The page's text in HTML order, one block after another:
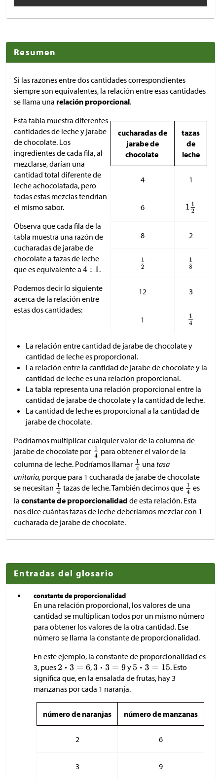
Resumen
Si las razones entre dos cantidades correspondientes
siempre son equivalentes, la relación entre esas cantidades
se llama una relación proporcional.
Esta tabla muestra diferentes
cantidades de leche y jarabe
de chocolate. Los
ingredientes de cada fila, al
mezclarse, darían una
cantidad total diferente de
leche achocolatada, pero
todas estas mezclas tendrían
el mismo sabor.
Observa que cada fila de la
tabla muestra una razón de
cucharadas de jarabe de
chocolate a tazas de leche
que es equivalente a
.
Podemos decir lo siguiente
acerca de la relación entre
estas dos cantidades:
cucharadas de
jarabe de
chocolate
tazas
de
leche
4 1
6
8 2
12 3
1
La relación entre cantidad de jarabe de chocolate y
cantidad de leche es proporcional.
La relación entre la cantidad de jarabe de chocolate y la
cantidad de leche es una relación proporcional.
La tabla representa una relación proporcional entre la
cantidad de jarabe de chocolate y la cantidad de leche.
La cantidad de leche es proporcional a la cantidad de
jarabe de chocolate.
Podríamos multiplicar cualquier valor de la columna de
jarabe de chocolate por
para obtener el valor de la
columna de leche. Podríamos llamar
una tasa
unitaria, porque para 1 cucharada de jarabe de chocolate
se necesitan
tazas de leche. También decimos que
es
la constante de proporcionalidad de esta relación. Esta
nos dice cuántas tazas de leche deberíamos mezclar con 1
cucharada de jarabe de chocolate.
Entradas del glosario
constante de proporcionalidad
En una relación proporcional, los valores de una
cantidad se multiplican todos por un mismo número
para obtener los valores de la otra cantidad. Ese
número se llama la constante de proporcionalidad.
En este ejemplo, la constante de proporcionalidad es
3, pues
, y
. Esto
significa que, en la ensalada de frutas, hay 3
manzanas por cada 1 naranja.
número de naranjas número de manzanas
2 6
3 9